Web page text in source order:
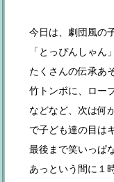
今日は、劇団風の
「とっぴんしゃん
たくさんの伝承あ
竹トンボに、ロー
などなど、次は何
で子ども達の目は
最後まで笑いっぱ
あっという間に１